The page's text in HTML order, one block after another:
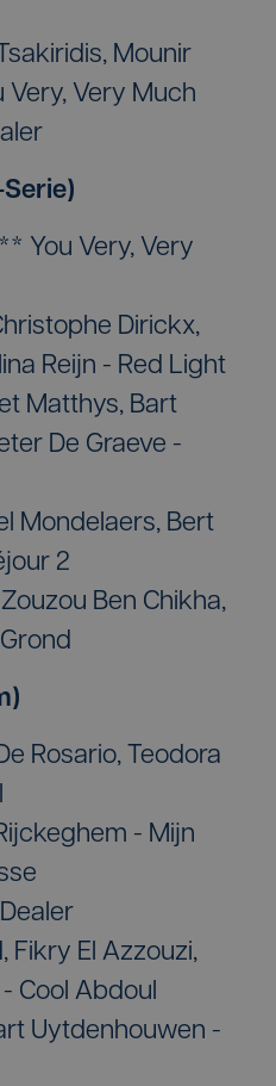
Mounir
Very Much
You Very, Very
Dirickx,
Reijn - Red Light
Matthys, Bart
De Graeve -
Mondelaers, Bert
2
Ben Chikha,
Rosario, Teodora
- Mijn
Fikry El Azzouzi,
Cool Abdoul
Uytdenhouwen -